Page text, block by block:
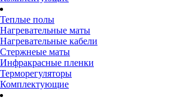
Теплые полы
Нагревательные маты
Нагревательные кабели
Стержнеые маты
Инфракрасные пленки
Терморегуляторы
Комплектующие